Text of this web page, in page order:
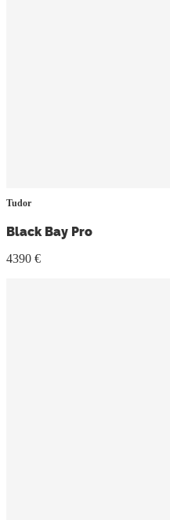
Tudor
Black Bay Pro
4390 €